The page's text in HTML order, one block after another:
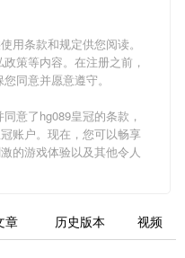
用条款和规定供您阅读。
策等内容。在注册之前，
同意并愿意遵守。
同意了hg089皇冠的条款，
账户。现在，您可以畅享
的游戏体验以及其他令人
章 历史版本 视频